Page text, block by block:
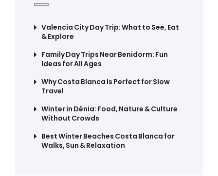
Valencia City Day Trip: What to See, Eat
& Explore
Family Day Trips Near Benidorm: Fun
Ideas for All Ages
Why Costa Blanca Is Perfect for Slow
Travel
Winter in Dénia: Food, Nature & Culture
Without Crowds
Best Winter Beaches Costa Blanca for
Walks, Sun & Relaxation